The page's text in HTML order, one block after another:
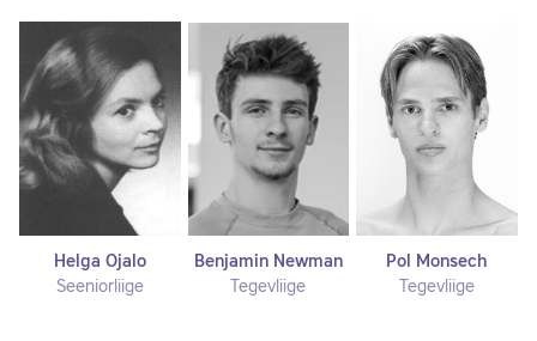
Helga Ojalo
Seeniorliige
Benjamin Newman
Tegevliige
Pol Monsech
Tegevliige